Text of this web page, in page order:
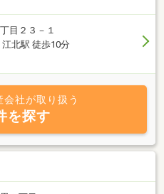
目標に向かって協力し、共有す
、 より強固な組織を築けると考
も輝ける組織』を企業理念とし
目２３－１
北駅 徒歩10分
会社が取り扱う
を探す